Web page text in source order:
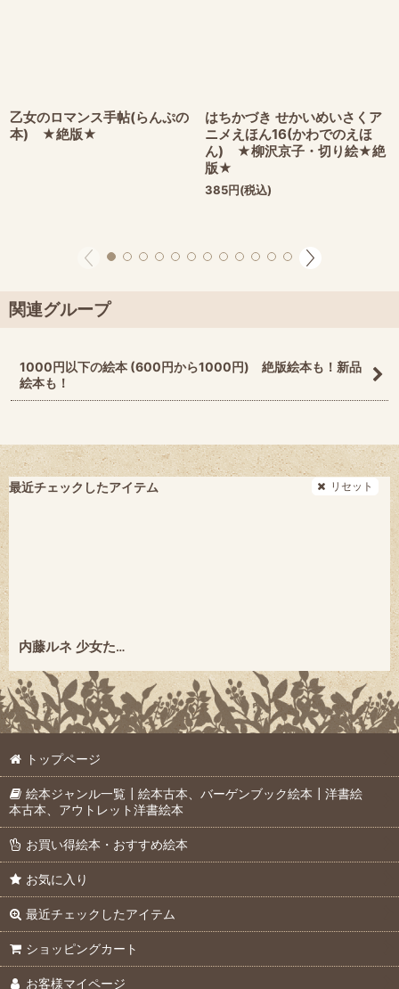
乙女のロマンス手帖(らんぷの
本) ★絶版★
はちかづき せかいめいさくア
ニメえほん16(かわでのえほ
ん) ★柳沢京子・切り絵★絶
版★
385円(税込)
関連グループ
1000円以下の絵本 (600円から1000円) 絶版絵本も！新品
絵本も！
最近チェックしたアイテム リセット
内藤ルネ 少女たちのカリスマ・アーティスト (らんぷの本) ★河出書房新社・絶版★
トップページ
絵本ジャンル一覧┃絵本古本、バーゲンブック絵本┃洋書絵
本古本、アウトレット洋書絵本
お買い得絵本・おすすめ絵本
お気に入り
最近チェックしたアイテム
ショッピングカート
お客様マイページ